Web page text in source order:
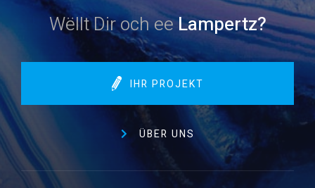
Wëllt Dir och eeLampertz?
IHR PROJEKT
ÜBER UNS